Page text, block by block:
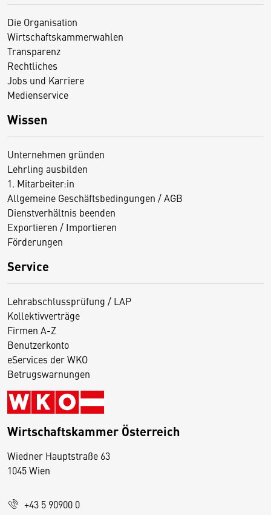
Die Organisation
Wirtschaftskammerwahlen
Transparenz
Rechtliches
Jobs und Karriere
Medienservice
Wissen
Unternehmen gründen
Lehrling ausbilden
1. Mitarbeiter:in
Allgemeine Geschäftsbedingungen / AGB
Dienstverhältnis beenden
Exportieren / Importieren
Förderungen
Service
Lehrabschlussprüfung / LAP
Kollektivverträge
Firmen A-Z
Benutzerkonto
eServices der WKO
Betrugswarnungen
Wirtschaftskammer Österreich
Wiedner Hauptstraße 63
1045 Wien
+43 5 90900 0
D
s